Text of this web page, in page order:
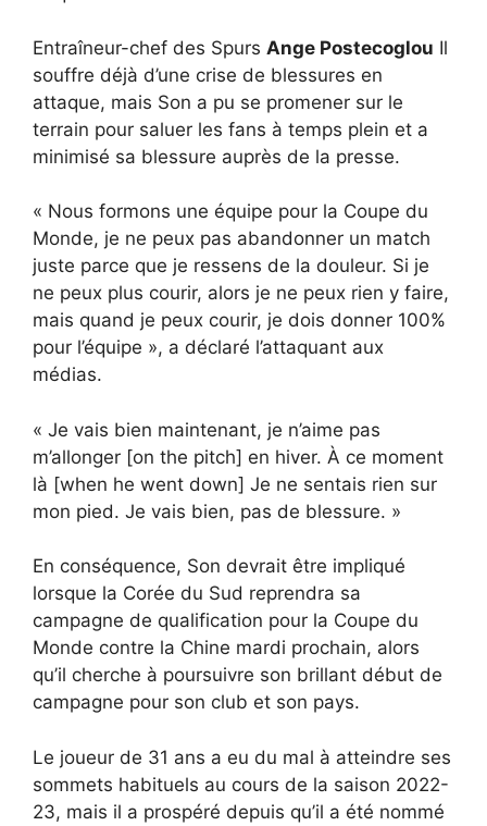
Entraîneur-chef des Spurs Ange Postecoglou Il
souffre déjà d’une crise de blessures en
attaque, mais Son a pu se promener sur le
terrain pour saluer les fans à temps plein et a
minimisé sa blessure auprès de la presse.
« Nous formons une équipe pour la Coupe du
Monde, je ne peux pas abandonner un match
juste parce que je ressens de la douleur. Si je
ne peux plus courir, alors je ne peux rien y faire,
mais quand je peux courir, je dois donner 100%
pour l’équipe », a déclaré l’attaquant aux
médias.
« Je vais bien maintenant, je n’aime pas
m’allonger [on the pitch] en hiver. À ce moment
là [when he went down] Je ne sentais rien sur
mon pied. Je vais bien, pas de blessure. »
En conséquence, Son devrait être impliqué
lorsque la Corée du Sud reprendra sa
campagne de qualification pour la Coupe du
Monde contre la Chine mardi prochain, alors
qu’il cherche à poursuivre son brillant début de
campagne pour son club et son pays.
Le joueur de 31 ans a eu du mal à atteindre ses
sommets habituels au cours de la saison 2022-
23, mais il a prospéré depuis qu’il a été nommé